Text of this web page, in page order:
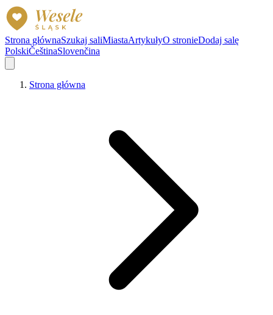
Strona głównaSzukaj saliMiastaArtykułyO stronieDodaj salę
PolskiČeštinaSlovenčina
Strona główna